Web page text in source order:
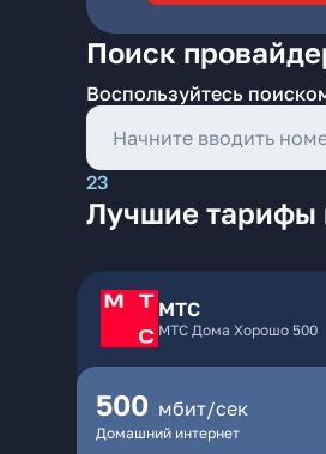
Поиск
Воспользуйтесь
23
Лучшие тарифы
МТС
МТС Дома Хорошо 500
500 мбит/сек
Домашний интернет